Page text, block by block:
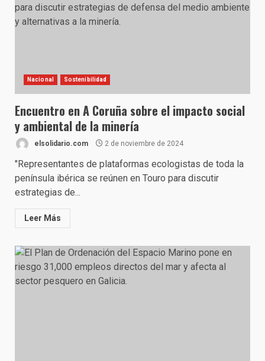
Nacional Sostenibilidad
Encuentro en A Coruña sobre el impacto social
y ambiental de la minería
elsolidario.com 2 de noviembre de 2024
"Representantes de plataformas ecologistas de toda la
península ibérica se reúnen en Touro para discutir
estrategias de...
Leer Más